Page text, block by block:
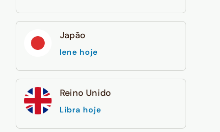
Japão
Iene hoje
Reino Unido
Libra hoje